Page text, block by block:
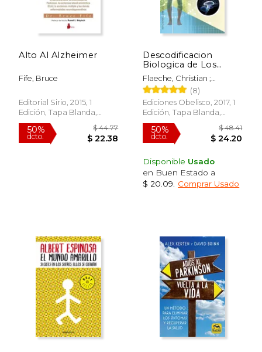
dcto.
12%
dcto.
Alto Al Alzheimer
Fife, Bruce
Editorial Sirio, 2015, 1
Edición, Tapa Blanda,
Nuevo
50%
dcto. $ 22.38
Descodificacion
Biologica de Los
Problemas
Neurologicos Y
Endocrinos
Flaeche, Christian ;
Tomaas, Paca(8)
Ediciones Obelisco, 2017, 1
Edición, Tapa Blanda,
Nuevo
50%
dcto.
Disponible Usado
en Buen Estado a
$ 20.09
Comprar Usado